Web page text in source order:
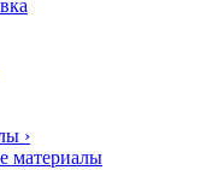
›
материалы